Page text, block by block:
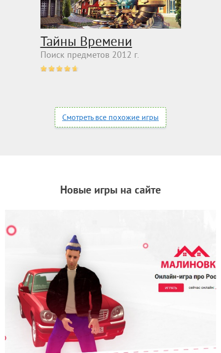
Тайны Времени
Поиск предметов 2012 г.
Смотреть все похожие игры
Новые игры на сайте